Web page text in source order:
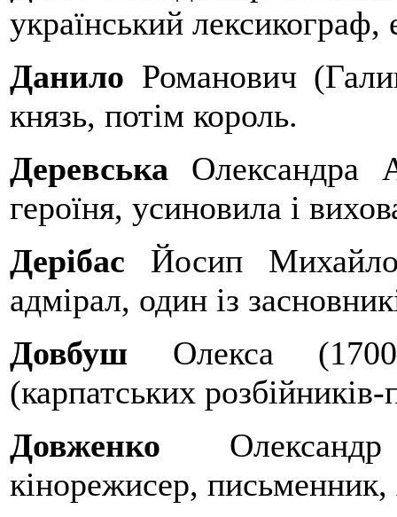
український
Данило Романович
князь, потім король.
Деревська Олександра
героїня, усиновила і
Дерібас Йосип
адмірал, один із
Довбуш Олекса
(карпатських розбійників-
Довженко
кінорежисер,